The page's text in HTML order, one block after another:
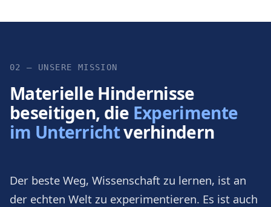
02 — UNSERE MISSION
Materielle Hindernisse
beseitigen, die Experimente
im Unterrichtverhindern
Der beste Weg, Wissenschaft zu lernen, ist an
der echten Welt zu experimentieren. Es ist auch